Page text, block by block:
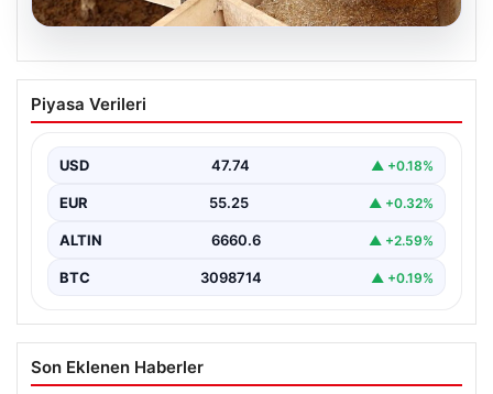
07.08.2026
Kurbanlık fiyatları il il sorgulama ekranı
2026: Büyükbaş ve küçükbaş canlı kilo
ve tüm illerin kurbanlık fiyatları
Piyasa Verileri
USD 47.74 ▲ +0.18%
EUR 55.25 ▲ +0.32%
ALTIN 6660.6 ▲ +2.59%
BTC 3098714 ▲ +0.19%
Son Eklenen Haberler